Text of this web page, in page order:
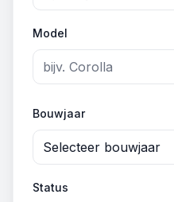
Model
Bouwjaar
Selecteer bouwjaar
Status